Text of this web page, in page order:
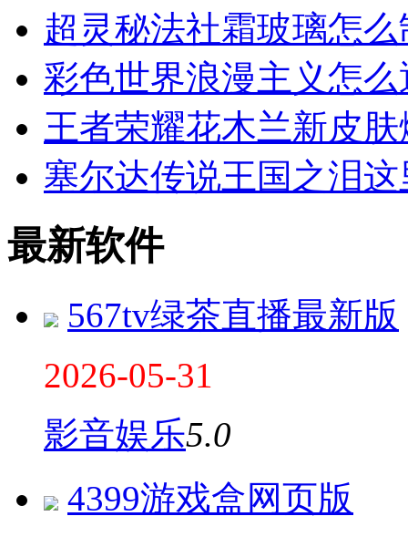
超灵秘法社霜玻璃怎
彩色世界浪漫主义怎么
王者荣耀花木兰新皮
塞尔达传说王国之泪
最新软件
567tv绿茶直播最新版
2026-05-31
影音娱乐5.0
4399游戏盒网页版